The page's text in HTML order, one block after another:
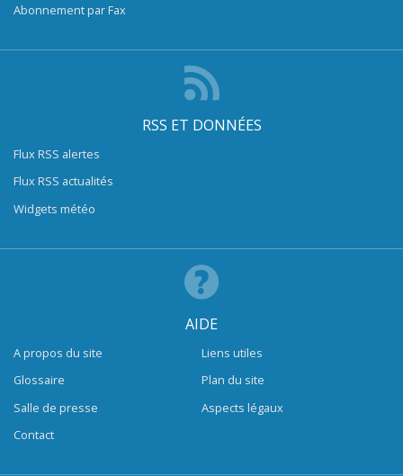
Abonnement par Fax
RSS ET DONNÉES
Flux RSS alertes
Flux RSS actualités
Widgets météo
AIDE
A propos du site
Glossaire
Salle de presse
Contact
Liens utiles
Plan du site
Aspects légaux